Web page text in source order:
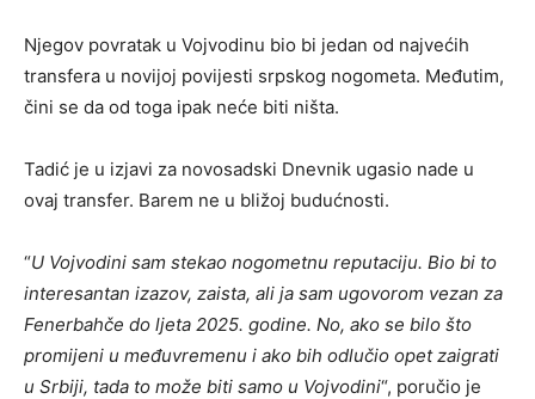
Njegov povratak u Vojvodinu bio bi jedan od najvećih
transfera u novijoj povijesti srpskog nogometa. Međutim,
čini se da od toga ipak neće biti ništa.
Tadić je u izjavi za novosadski Dnevnik ugasio nade u
ovaj transfer. Barem ne u bližoj budućnosti.
“U Vojvodini sam stekao nogometnu reputaciju. Bio bi to
interesantan izazov, zaista, ali ja sam ugovorom vezan za
Fenerbahče do ljeta 2025. godine. No, ako se bilo što
promijeni u međuvremenu i ako bih odlučio opet zaigrati
u Srbiji, tada to može biti samo u Vojvodini“, poručio je